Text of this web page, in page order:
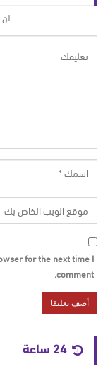
for the next time I
comment.